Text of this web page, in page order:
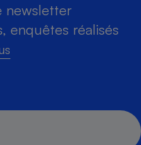
newsletter
enquêtes réalisés